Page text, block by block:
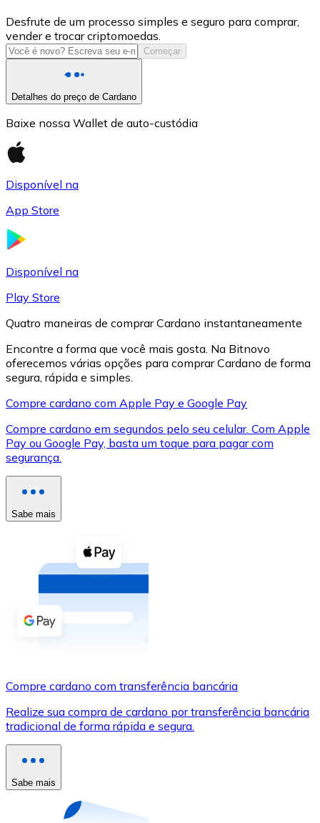
USD Coin
USDC
XRP
XRP
Ver tudo
Cupons cripto
Compre criptomoedas com dinheiro e outros
Comprar com dinheiro
Transferência SEPA
Use cartões Visa e Mastercard para comprar
Comprar com cartão
Desfrute de um processo simples e seguro para comprar,
vender e trocar criptomoedas.
Começar
Detalhes do preço de Cardano
Baixe nossa Wallet de auto-custódia
Disponível na
App Store
Disponível na
Play Store
Quatro maneiras de comprar Cardano instantaneamente
Encontre a forma que você mais gosta. Na Bitnovo
oferecemos várias opções para comprar Cardano de forma
segura, rápida e simples.
Compre cardano com Apple Pay e Google Pay
Compre cardano em segundos pelo seu celular. Com Apple
Pay ou Google Pay, basta um toque para pagar com
segurança.
Sabe mais
Compre cardano com transferência bancária
Realize sua compra de cardano por transferência bancária
tradicional de forma rápida e segura.
Sabe mais